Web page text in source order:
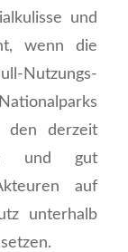
und
wenn die
Nutzungs-
den derzeit
und gut
auf
unterhalb